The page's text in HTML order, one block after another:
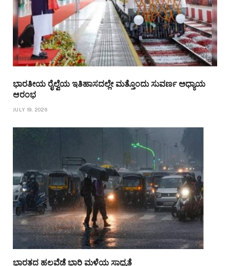
ಭಾರತೀಯ ರೈಲ್ವೆಯ ಇತಿಹಾಸದಲ್ಲೇ ಮತ್ತೊಂದು ಸುವರ್ಣ ಅಧ್ಯಾಯ
ಆರಂಭ
JULY 19, 2026
ಭಾರತದ ಹಲವೆಡೆ ಭಾರಿ ಮಳೆಯ ಸಾಧ್ಯತೆ